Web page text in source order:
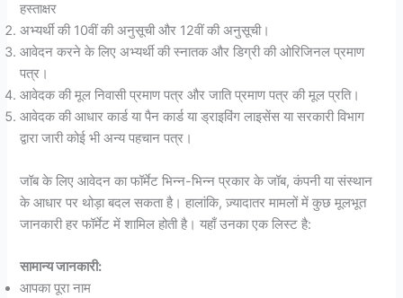
हस्ताक्षर
अभ्यर्थी की 10वीं की अनुसूची और 12वीं की अनुसूची।
आवेदन करने के लिए अभ्यर्थी की स्नातक और डिग्री की ओरिजिनल प्रमाण
पत्र।
आवेदक की मूल निवासी प्रमाण पत्र और जाति प्रमाण पत्र की मूल प्रति।
आवेदक की आधार कार्ड या पैन कार्ड या ड्राइविंग लाइसेंस या सरकारी विभाग
द्वारा जारी कोई भी अन्य पहचान पत्र।
जॉब के लिए आवेदन का फॉर्मेट भिन्न-भिन्न प्रकार के जॉब, कंपनी या संस्थान
के आधार पर थोड़ा बदल सकता है। हालांकि, ज़्यादातर मामलों में कुछ मूलभूत
जानकारी हर फॉर्मेट में शामिल होती है। यहाँ उनका एक लिस्ट है:
सामान्य जानकारी:
आपका पूरा नाम